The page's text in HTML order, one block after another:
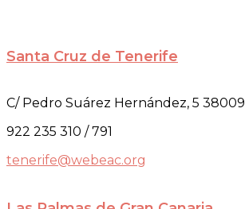
Santa Cruz de Tenerife
C/ Pedro Suárez Hernández, 5 38009
922 235 310 / 791
tenerife@webeac.org